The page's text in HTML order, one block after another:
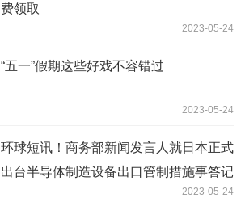
费领取
2023-05-24
“五一”假期这些好戏不容错过
2023-05-24
环球短讯！商务部新闻发言人就日本正式
出台半导体制造设备出口管制措施事答记
2023-05-24